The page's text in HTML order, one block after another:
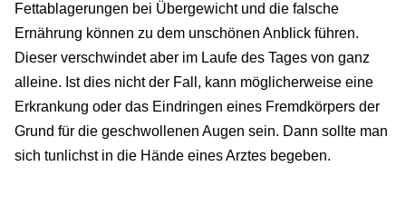
Fettablagerungen bei Übergewicht und die falsche
Ernährung können zu dem unschönen Anblick führen.
Dieser verschwindet aber im Laufe des Tages von ganz
alleine. Ist dies nicht der Fall, kann möglicherweise eine
Erkrankung oder das Eindringen eines Fremdkörpers der
Grund für die geschwollenen Augen sein. Dann sollte man
sich tunlichst in die Hände eines Arztes begeben.